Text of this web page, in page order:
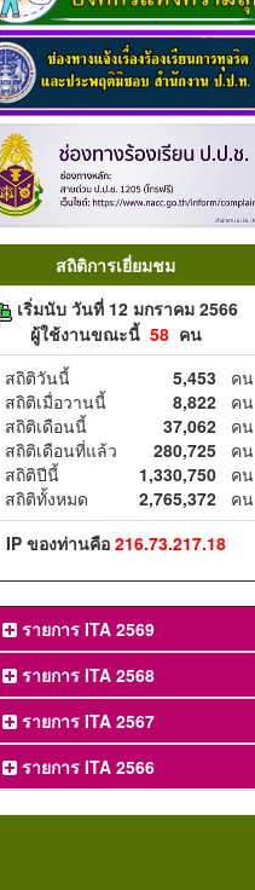
สถิติการเยี่ยมชม
เริ่มนับ วันที่ 12 มกราคม 2566
ผู้ใช้งานขณะนี้ 58คน
สถิติวันนี้
5,453คน
สถิติเมื่อวานนี้
8,822คน
สถิติเดือนนี้
37,062คน
สถิติเดือนที่แล้ว
280,725คน
สถิติปีนี้
1,330,750คน
สถิติทั้งหมด
2,765,372คน
IP ของท่านคือ 216.73.217.18
รายการ ITA 2569
รายการ ITA 2568
รายการ ITA 2567
รายการ ITA 2566